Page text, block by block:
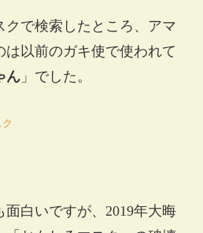
で検索したところ、アマ
は以前のガキ使で使われて
ん」でした。
白いですが、2019年大晦